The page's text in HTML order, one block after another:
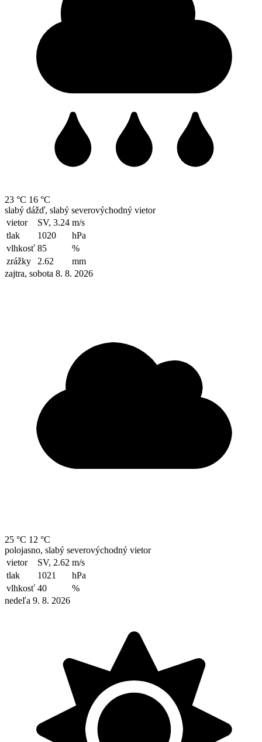
23 °C 16 °C
slabý dážď, slabý severovýchodný vietor
vietor
SV, 3.24 m/s
tlak
1020
hPa
vlhkosť 85
%
zrážky
2.62
mm
zajtra, sobota 8. 8. 2026
25 °C 12 °C
polojasno, slabý severovýchodný vietor
vietor
SV, 2.62 m/s
tlak
1021
hPa
vlhkosť 40
%
nedeľa 9. 8. 2026